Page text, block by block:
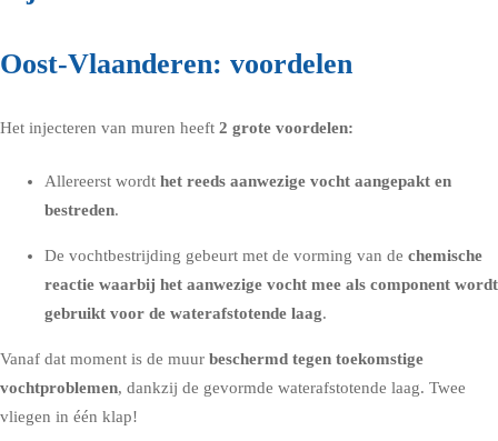
Oost-Vlaanderen: voordelen
Het injecteren van muren heeft 2 grote voordelen:
Allereerst wordt het reeds aanwezige vocht aangepakt en
bestreden.
De vochtbestrijding gebeurt met de vorming van de chemische
reactie waarbij het aanwezige vocht mee als component wordt
gebruikt voor de waterafstotende laag.
Vanaf dat moment is de muur beschermd tegen toekomstige
vochtproblemen, dankzij de gevormde waterafstotende laag. Twee
vliegen in één klap!